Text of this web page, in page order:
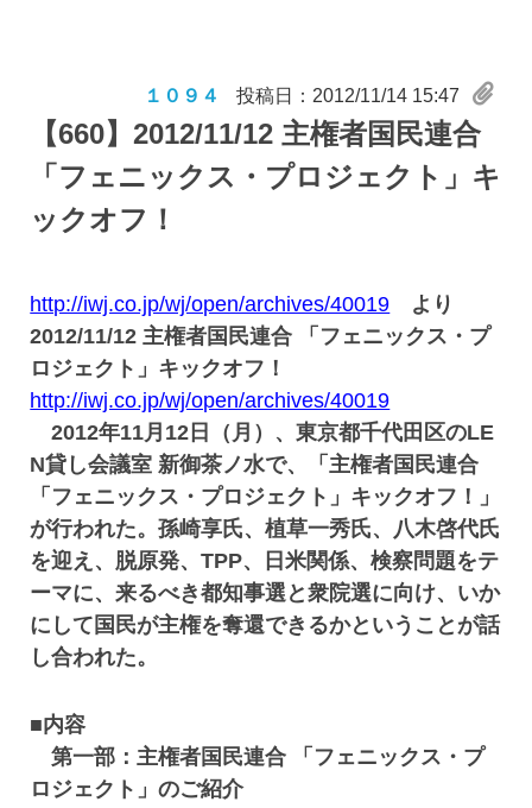
１０９４ 投稿日：2012/11/14 15:47
【660】2012/11/12 主権者国民連合
「フェニックス・プロジェクト」キ
ックオフ！
http://iwj.co.jp/wj/open/archives/40019 より
2012/11/12 主権者国民連合 「フェニックス・プ
ロジェクト」キックオフ！
http://iwj.co.jp/wj/open/archives/40019
2012年11月12日（月）、東京都千代田区のLE
N貸し会議室 新御茶ノ水で、「主権者国民連合
「フェニックス・プロジェクト」キックオフ！」
が行われた。孫崎享氏、植草一秀氏、八木啓代氏
を迎え、脱原発、TPP、日米関係、検察問題をテ
ーマに、来るべき都知事選と衆院選に向け、いか
にして国民が主権を奪還できるかということが話
し合われた。
■内容
第一部：主権者国民連合 「フェニックス・プ
ロジェクト」のご紹介